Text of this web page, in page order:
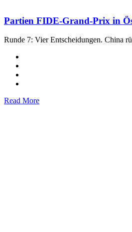
Partien FIDE-Grand-Prix in
Runde 7: Vier Entscheidungen. China
Read More